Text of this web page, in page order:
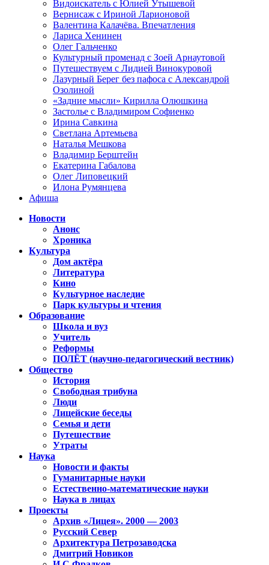
Видоискатель с Юлией Утышевой
Вернисаж с Ириной Ларионовой
Валентина Калачёва. Впечатления
Лариса Хенинен
Олег Гальченко
Культурный променад с Зоей Арнаутовой
Путешествуем с Лидией Винокуровой
Лазурный Берег без пафоса с Александрой
Озолиной
«Задние мысли» Кирилла Олюшкина
Застолье с Владимиром Софиенко
Ирина Савкина
Светлана Артемьева
Наталья Мешкова
Владимир Берштейн
Екатерина Габалова
Олег Липовецкий
Илона Румянцева
Афиша
Новости
Анонс
Хроника
Культура
Дом актёра
Литература
Кино
Культурное наследие
Парк культуры и чтения
Образование
Школа и вуз
Учитель
Реформы
ПОЛЁТ (научно-педагогический вестник)
Общество
История
Свободная трибуна
Люди
Лицейские беседы
Семья и дети
Путешествие
Утраты
Наука
Новости и факты
Гуманитарные науки
Естественно-математические науки
Наука в лицах
Проекты
Архив «Лицея». 2000 — 2003
Русский Север
Архитектура Петрозаводска
Дмитрий Новиков